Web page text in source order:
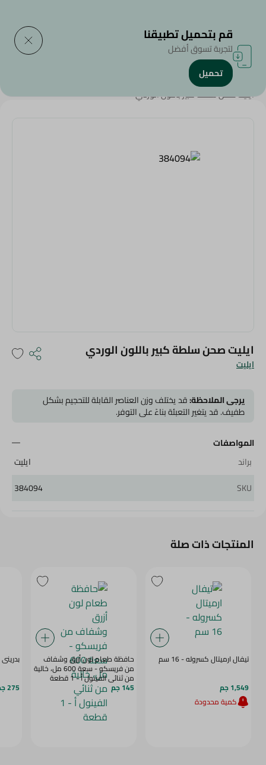
الرئيسية/المنزل والحديقة
ايليت صحن سلطة كبير باللون الوردي
ايليت
ايليت صحن سلطة كبير باللون الوردي
يرجى الملاحظة:قد يختلف وزن العناصر القابلة للتحجيم بشكل
طفيف. قد يتغير التعبئة بناءً على التوفر.
المواصفات
براند
ايليت
SKU
384094
المنتجات ذات صلة
تيفال ارميتال كسروله - 16 سم
1,549 جم
كمية محدودة
حافظة طعام لون أزرق وشفاف
من فريسكو - سعة 600 مل، خالية
من ثنائي الفينول أ - 1 قطعة
145 جم 275 جم
قم بتحميل تطبيقنا
لتجربة تسوق أفضل
تحميل